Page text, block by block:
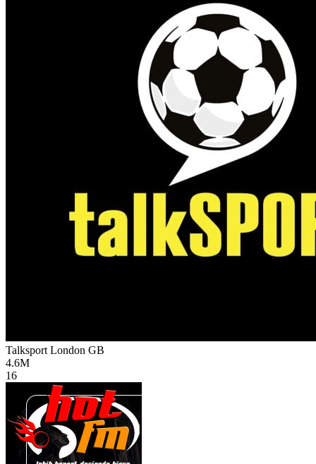
Talksport London GB
4.6M
16